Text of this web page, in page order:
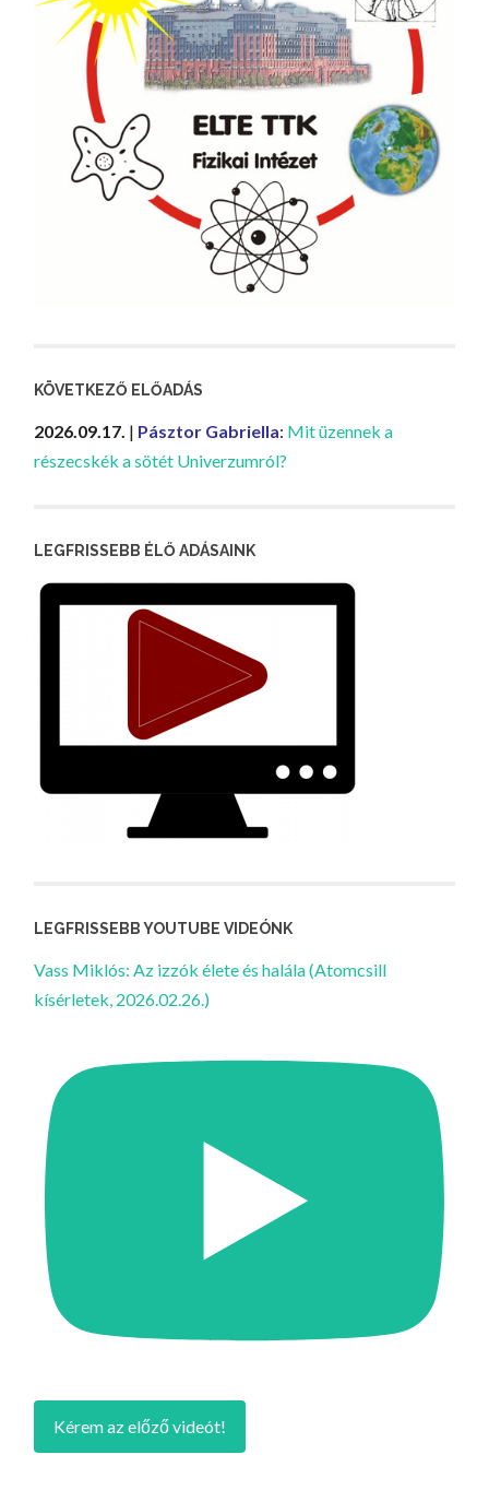
KÖVETKEZŐ ELŐADÁS
2026.09.17. | Pásztor Gabriella: Mit üzennek a
részecskék a sötét Univerzumról?
LEGFRISSEBB ÉLŐ ADÁSAINK
LEGFRISSEBB YOUTUBE VIDEÓNK
Vass Miklós: Az izzók élete és halála (Atomcsill
kísérletek, 2026.02.26.)
Kérem az előző videót!